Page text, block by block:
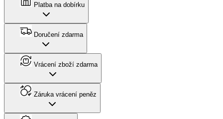
Platba na dobírku
Doručení zdarma
Vrácení zboží zdarma
Záruka vrácení peněz